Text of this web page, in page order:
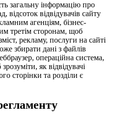
загальну інформацію про
відсоток відвідувачів сайту
агенціям, бізнес-
третім сторонам, щоб
рекламу, послуги на сайті
збирати дані з файлів
операційна система,
як відвідувачі
сторінки та розділи є